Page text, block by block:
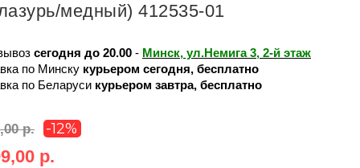
медный) 412535-01
сегодня до 20.00 - Минск, ул.Немига 3, 2-й этаж
по Минску курьером сегодня, бесплатно
по Беларуси курьером завтра, бесплатно
р. -12%
р.